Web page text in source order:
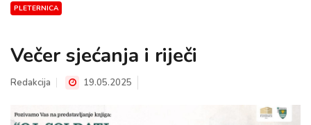
PLETERNICA
Večer sjećanja i riječi
Redakcija 19.05.2025